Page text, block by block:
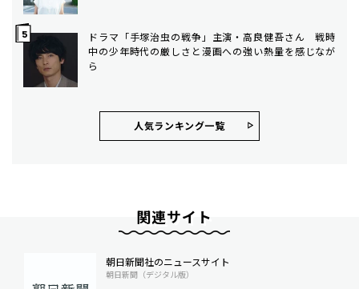
ドラマ「手塚治虫の戦争」主演・高良健吾さん 戦時
中の少年時代の厳しさと漫画への強い熱量を感じなが
ら
人気ランキング⼀覧
関連サイト
朝日新聞社のニュースサイト
朝日新聞（デジタル版）